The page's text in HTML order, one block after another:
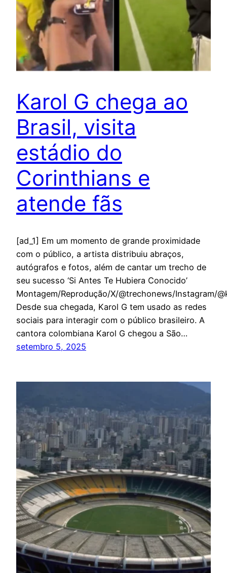
Karol G chega ao
Brasil, visita
estádio do
Corinthians e
atende fãs
[ad_1] Em um momento de grande proximidade
com o público, a artista distribuiu abraços,
autógrafos e fotos, além de cantar um trecho de
seu sucesso ‘Si Antes Te Hubiera Conocido’
Montagem/Reprodução/X/@trechonews/Instagram/
Desde sua chegada, Karol G tem usado as redes
sociais para interagir com o público brasileiro. A
cantora colombiana Karol G chegou a São…
setembro 5, 2025